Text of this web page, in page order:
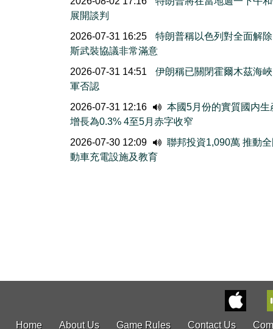
展開談判
2026-07-31 16:25
特朗普稱以色列對全面解
斯武裝協議非常滿意
2026-07-31 14:51
伊朗稱已關閉霍爾木茲海
軍否認
2026-07-31 12:16
本國5月份的實質國内生
增長為0.3% 4至5月赤字收窄
2026-07-30 12:09
聯邦投資1,090萬 推動
動車充電設施及教育
Home About Us Game Rules Contact Us